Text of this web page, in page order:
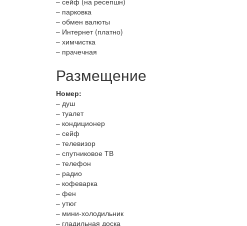
– парковка
– обмен валюты
– Интернет (платно)
– химчистка
– прачечная
Размещение
Номер:
– душ
– туалет
– кондиционер
– сейф
– телевизор
– спутниковое ТВ
– телефон
– радио
– кофеварка
– фен
– утюг
– мини-холодильник
– гладильная доска